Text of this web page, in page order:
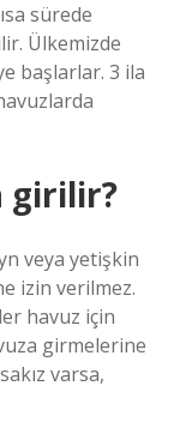
sürede
Ülkemizde
başlarlar. 3 ila
girilir?
veya yetişkin
izin verilmez.
havuz için
girmelerine
varsa,